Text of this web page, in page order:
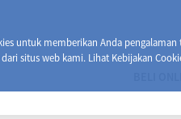
untuk memberikan Anda
situs web kami. Lihat Kebijakan